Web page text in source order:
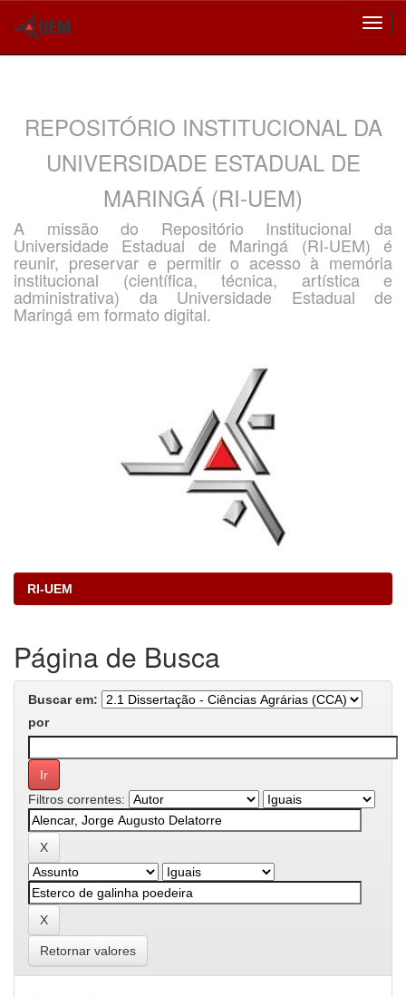
REPOSITÓRIO INSTITUCIONAL DA
UNIVERSIDADE ESTADUAL DE
MARINGÁ (RI-UEM)
A missão do Repositório Institucional da
Universidade Estadual de Maringá (RI-UEM) é
reunir, preservar e permitir o acesso à memória
institucional (científica, técnica, artística e
administrativa) da Universidade Estadual de
Maringá em formato digital.
RI-UEM
Página de Busca
Buscar em:
por
Filtros correntes:
Retornar valores